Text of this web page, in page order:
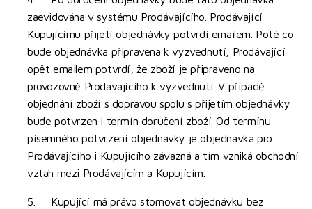
zaevidována v systému Prodávajícího. Prodávající
Kupujícímu přijetí objednávky potvrdí emailem. Poté co
bude objednávka připravena k vyzvednutí, Prodávající
opět emailem potvrdí, že zboží je připraveno na
provozovně Prodávajícího k vyzvednutí. V případě
objednání zboží s dopravou spolu s přijetím objednávky
bude potvrzen i termín doručení zboží. Od termínu
písemného potvrzení objednávky je objednávka pro
Prodávajícího i Kupujícího závazná a tím vzniká obchodní
vztah mezi Prodávajícím a Kupujícím.
5. Kupující má právo stornovat objednávku bez